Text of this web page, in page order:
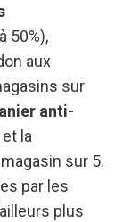
50%),
aux
sur
anti-
la
sur 5.
par les
plus